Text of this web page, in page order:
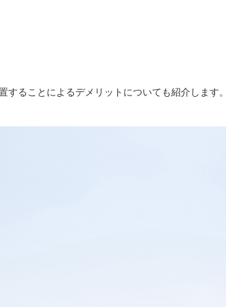
することによるデメリットについても紹介します